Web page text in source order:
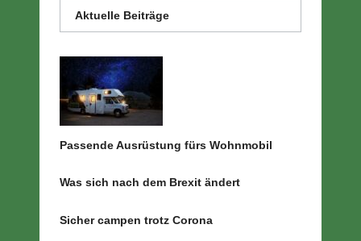
Aktuelle Beiträge
Passende Ausrüstung fürs Wohnmobil
Was sich nach dem Brexit ändert
Sicher campen trotz Corona